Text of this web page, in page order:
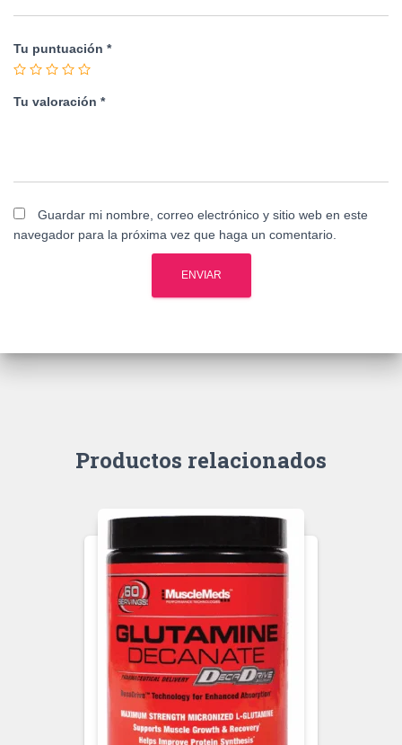
Tu puntuación *
Tu valoración *
Guardar mi nombre, correo electrónico y sitio web en este
navegador para la próxima vez que haga un comentario.
Productos relacionados